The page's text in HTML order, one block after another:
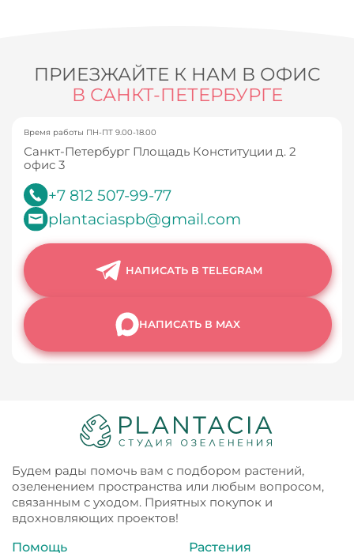
ПРИЕЗЖАЙТЕ К НАМ В ОФИС
В САНКТ-ПЕТЕРБУРГЕ
Время работы ПН-ПТ 9.00-18.00
Санкт-Петербург Площадь Конституции д. 2
офис 3
+7 812 507-99-77
plantaciaspb@gmail.com
НАПИСАТЬ В TELEGRAM
НАПИСАТЬ В MAX
Будем рады помочь вам с подбором растений,
озеленением пространства или любым вопросом,
связанным с уходом. Приятных покупок и
вдохновляющих проектов!
Помощь
Растения